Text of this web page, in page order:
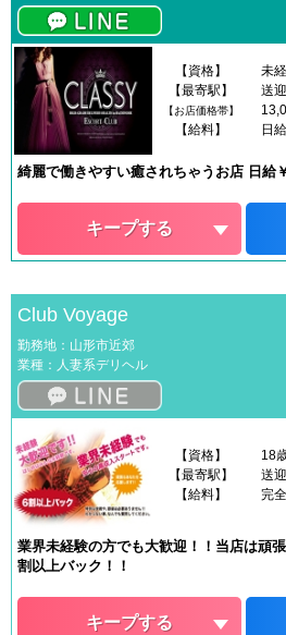
【資格】
未
【最寄駅】
送
【お店価格帯】
【給料】
日
綺麗で働きやすい癒されちゃうお店 日給
キープする
Club Voyage
勤務地：山形市近郊
業種：人妻系デリヘル
【資格】
18
【最寄駅】
【給料】
完
業界未経験の方でも大歓迎！！当店は頑
割以上バック！！
キープする